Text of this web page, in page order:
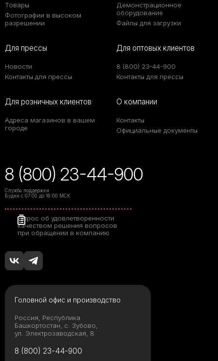
Товары
Фотографии в высоком
разрешении
Демонстрационное
оборудование
Файлы для загрузки
Для прессы
Новости
Контакты для прессы
Для оптовых клиентов
8 (800) 23-44-900
Контакты для прессы
Для розничных клиентов
Адреса магазинов в вашем
городе
О компании
Контакты
Официальные документы
8 (800) 23-44-900
Служба поддержки
Будни с 07:00 до 16:00 МСК
Опрос об удовлетворенности
качеством решения вопросов
при обращении в компанию
Головной офис и производство
Россия, Республика
Башкортостан, с. Зубово,
ул. Электрозаводская, 8
8 (800) 23-44-900